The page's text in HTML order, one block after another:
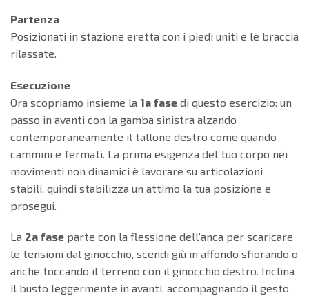
Partenza
Posizionati in stazione eretta con i piedi uniti e le braccia
rilassate.
Esecuzione
Ora scopriamo insieme la 1a fase di questo esercizio: un
passo in avanti con la gamba sinistra alzando
contemporaneamente il tallone destro come quando
cammini e fermati. La prima esigenza del tuo corpo nei
movimenti non dinamici è lavorare su articolazioni
stabili, quindi stabilizza un attimo la tua posizione e
prosegui.
La 2a fase parte con la flessione dell’anca per scaricare
le tensioni dal ginocchio, scendi giù in affondo sfiorando o
anche toccando il terreno con il ginocchio destro. Inclina
il busto leggermente in avanti, accompagnando il gesto